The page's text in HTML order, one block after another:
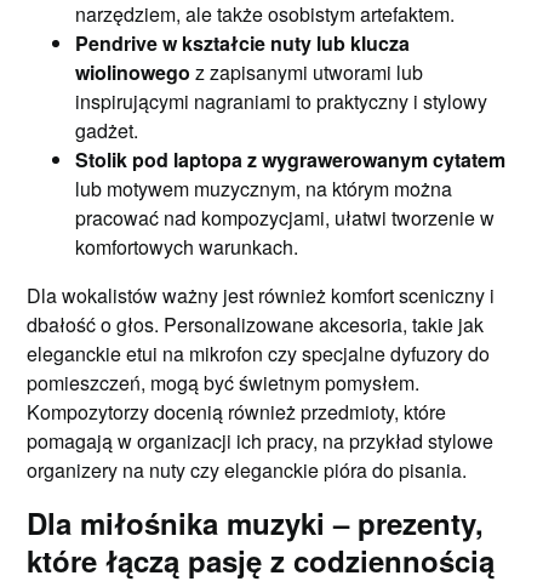
narzędziem, ale także osobistym artefaktem.
Pendrive w kształcie nuty lub klucza
wiolinowego z zapisanymi utworami lub
inspirującymi nagraniami to praktyczny i stylowy
gadżet.
Stolik pod laptopa z wygrawerowanym cytatem
lub motywem muzycznym, na którym można
pracować nad kompozycjami, ułatwi tworzenie w
komfortowych warunkach.
Dla wokalistów ważny jest również komfort sceniczny i
dbałość o głos. Personalizowane akcesoria, takie jak
eleganckie etui na mikrofon czy specjalne dyfuzory do
pomieszczeń, mogą być świetnym pomysłem.
Kompozytorzy docenią również przedmioty, które
pomagają w organizacji ich pracy, na przykład stylowe
organizery na nuty czy eleganckie pióra do pisania.
Dla miłośnika muzyki – prezenty,
które łączą pasję z codziennością